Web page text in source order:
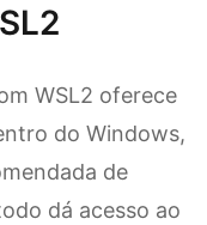
WSL2 oferece
do Windows,
de
dá acesso ao